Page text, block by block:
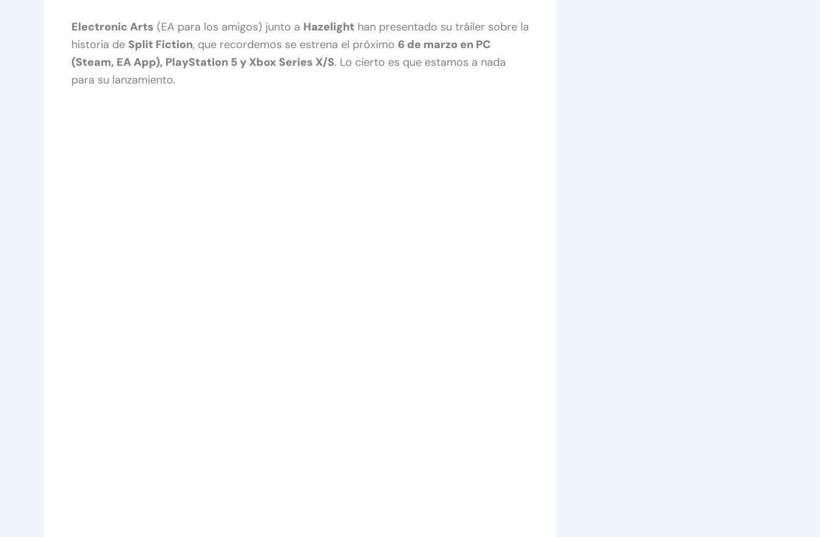
Electronic Arts (EA para los amigos) junto a Hazelight han presentado su tráiler sobre la
historia de Split Fiction, que recordemos se estrena el próximo 6 de marzo en PC
(Steam, EA App), PlayStation 5 y Xbox Series X/S. Lo cierto es que estamos a nada
para su lanzamiento.